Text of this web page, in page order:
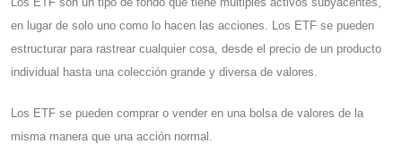
en lugar de solo uno como lo hacen las acciones. Los ETF se pueden
estructurar para rastrear cualquier cosa, desde el precio de un producto
individual hasta una colección grande y diversa de valores.
Los ETF se pueden comprar o vender en una bolsa de valores de la
misma manera que una acción normal.